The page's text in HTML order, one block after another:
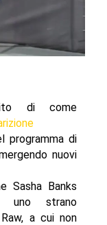
di come
programma di
nuovi
Sasha Banks
uno strano
a cui non